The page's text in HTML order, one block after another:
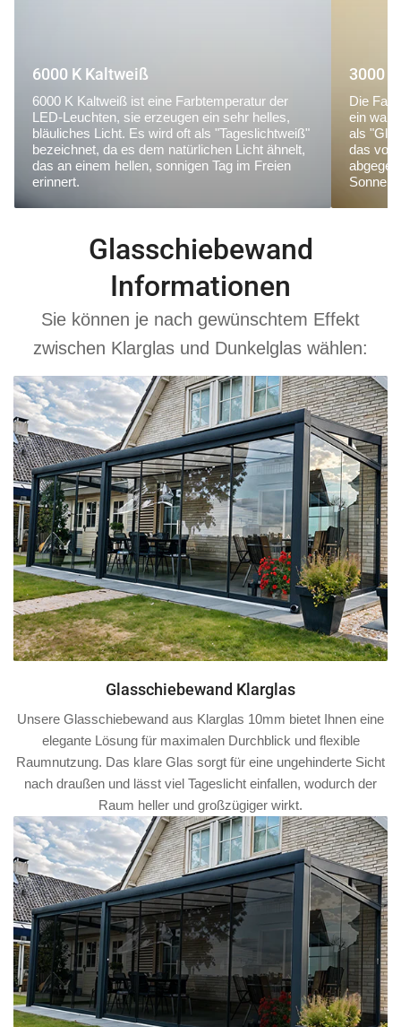
6000 K Kaltweiß
6000 K Kaltweiß ist eine Farbtemperatur der
LED-Leuchten, sie erzeugen ein sehr helles,
bläuliches Licht. Es wird oft als "Tageslichtweiß"
bezeichnet, da es dem natürlichen Licht ähnelt,
das an einem hellen, sonnigen Tag im Freien
erinnert.
3000
Die
ein
als
das von
Glasschiebewand
Informationen
Sie können je nach gewünschtem Effekt
zwischen Klarglas und Dunkelglas wählen:
Glasschiebewand Klarglas
Unsere Glasschiebewand aus Klarglas 10mm bietet Ihnen eine
elegante Lösung für maximalen Durchblick und flexible
Raumnutzung. Das klare Glas sorgt für eine ungehinderte Sicht
nach draußen und lässt viel Tageslicht einfallen, wodurch der
Raum heller und großzügiger wirkt.